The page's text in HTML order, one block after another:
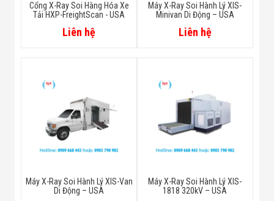
Cổng X-Ray Soi Hàng Hóa Xe
Tải HXP-FreightScan - USA
Liên hệ
Máy X-Ray Soi Hành Lý XIS-
Minivan Di Động – USA
Liên hệ
Máy X-Ray Soi Hành Lý XIS-Van
Di Động – USA
Máy X-Ray Soi Hành Lý XIS-
1818 320kV – USA